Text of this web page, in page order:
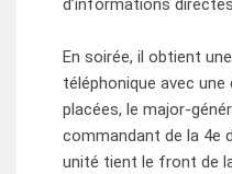
d’informations
En soirée, il obtient
téléphonique avec
placées, le major-
commandant de la 4e
unité tient le front de